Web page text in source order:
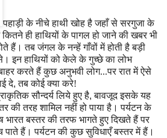
पहाड़ी के नीचे हाथी खोह है जहाँ से सरगुजा के
ही हाथियों के पागल हो जाने की खबर भी
हैं। तब जंगल के नन्हें गाँवों में होती है बड़ी
से। इन हाथियों को केले के गुच्छे का लोभ
करते हैं कुछ अनुभवी लोग...पर रात में ऐसे
दे, तब कोई क्या करे!
सौन्दर्य लियेहुए है,बावजूद इसके यह
की तरह शामिल नहीं हो पाया है। पर्यटन के
भारत बस्तर की तरफ भागते हुए दिखते हैं पर
हैं। पर्यटन की कुछ सुविधाएँ बस्तर में हैं।